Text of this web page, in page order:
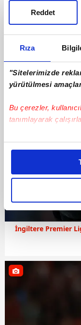
Rıza
"Sitelerimizde
yürütülmesi
Bu çerezler,
tanımlayarak
Bu çerezlere izin
daha iyi reklam
amacımızın size
olduğunu ve sizlere
elimizden gelen
reklamların
kalemimiz olduğunu
takdirde,
gösterilmeyecektir."
Sizlere daha iyi bir
Sitemizde
kullanılmaktadır.
Reddet
İngiltere Premier